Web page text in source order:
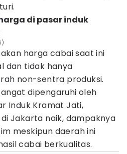
di pasar induk
harga cabai saat ini
dan tidak hanya
non-sentra produksi.
dipengaruhi oleh
Induk Kramat Jati,
Jakarta naik, dampaknya
meskipun daerah ini
cabai berkualitas.